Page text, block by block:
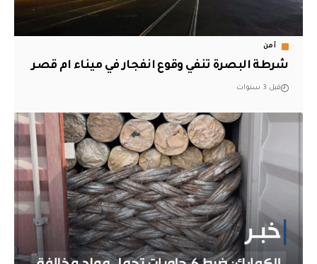
أمن
شرطة البصرة تنفي وقوع انفجار في ميناء ام قصر
قبل 3 سنوات